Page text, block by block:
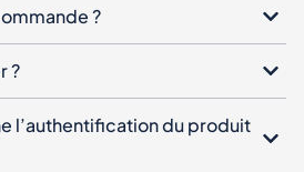
?
?
l’authentification du produit